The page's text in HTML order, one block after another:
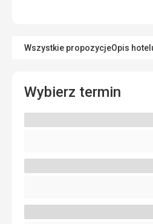
Wszystkie propozycjeOpis
Wybierz termin